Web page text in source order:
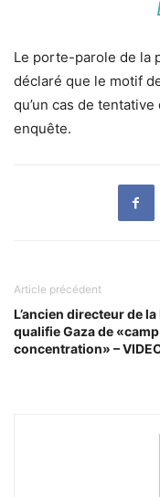
Le porte-parole de la
déclaré que le motif
qu’un cas de tentative
enquête.
Article précédent
L’ancien directeur de la
qualifie Gaza de
concentration» –